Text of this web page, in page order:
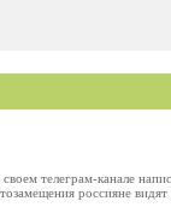
телеграм-канале
россияне видят